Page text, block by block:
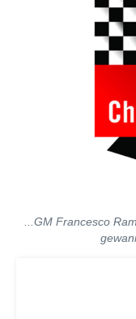
...GM Francesco